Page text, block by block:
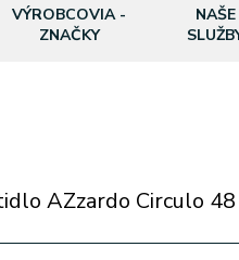
VÝROBCOVIA -
ZNAČKY
NAŠE
AZzardo Circulo 48